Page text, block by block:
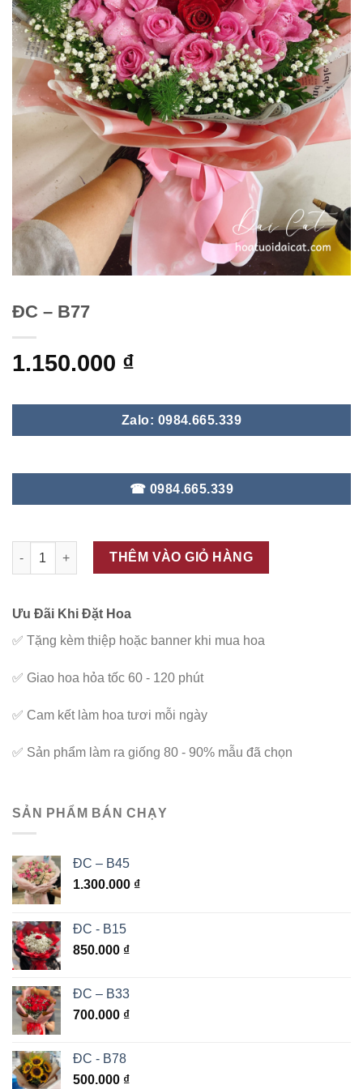
ĐC – B77
1.150.000 ₫
Zalo: 0984.665.339
☎ 0984.665.339
ĐC - B77 số lượng
THÊM VÀO GIỎ HÀNG
Ưu Đãi Khi Đặt Hoa
✅ Tặng kèm thiệp hoặc banner khi mua hoa
✅ Giao hoa hỏa tốc 60 - 120 phút
✅ Cam kết làm hoa tươi mỗi ngày
✅ Sản phẩm làm ra giống 80 - 90% mẫu đã chọn
SẢN PHẨM BÁN CHẠY
ĐC – B45
1.300.000 ₫
ĐC - B15
850.000 ₫
ĐC – B33
700.000 ₫
ĐC - B78
500.000 ₫